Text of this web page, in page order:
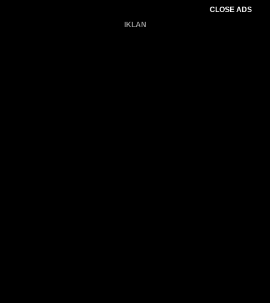
CLOSE ADS
IKLAN